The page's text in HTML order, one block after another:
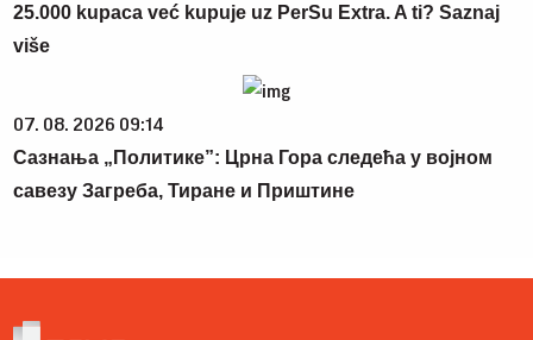
25.000 kupaca već kupuje uz PerSu Extra. A ti? Saznaj
više
07. 08. 2026 09:14
Сазнања „Политике”: Црна Гора следећа у војном
савезу Загреба, Тиране и Приштине